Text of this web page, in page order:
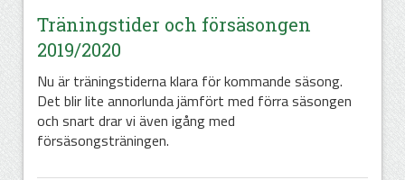
Träningstider och försäsongen
2019/2020
Nu är träningstiderna klara för kommande säsong.
Det blir lite annorlunda jämfört med förra säsongen
och snart drar vi även igång med
försäsongsträningen.